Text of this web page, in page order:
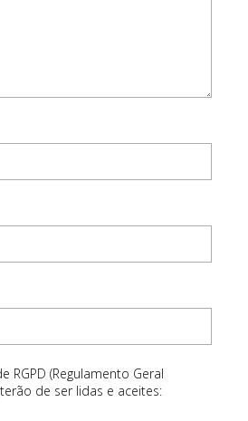
RGPD (Regulamento Geral
de ser lidas e aceites: